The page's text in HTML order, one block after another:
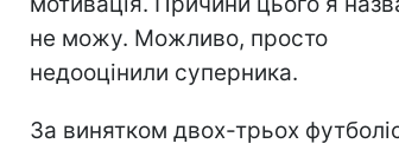
не можу. Можливо, просто
недооцінили суперника.
За винятком двох-трьох